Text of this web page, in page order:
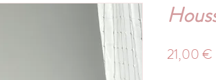
21,00 €